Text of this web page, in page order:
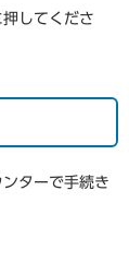
してくださ
ターで手続き